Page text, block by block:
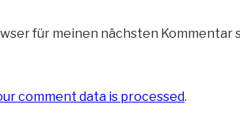
für meinen nächsten Kommentar
comment data is processed.